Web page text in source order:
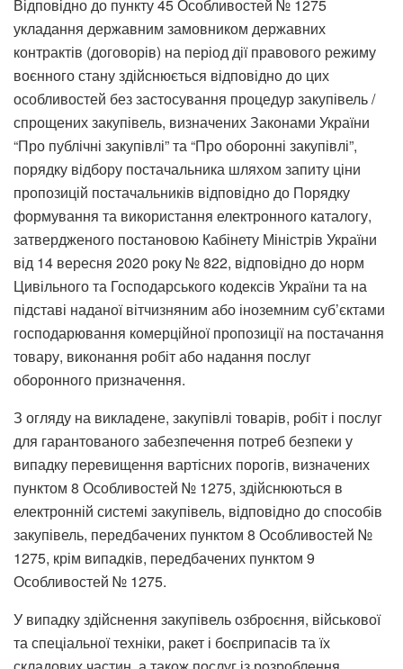
Відповідно до пункту 45 Особливостей № 1275
укладання державним замовником державних
контрактів (договорів) на період дії правового режиму
воєнного стану здійснюється відповідно до цих
особливостей без застосування процедур закупівель /
спрощених закупівель, визначених Законами України
“Про публічні закупівлі” та “Про оборонні закупівлі”,
порядку відбору постачальника шляхом запиту ціни
пропозицій постачальників відповідно до Порядку
формування та використання електронного каталогу,
затвердженого постановою Кабінету Міністрів України
від 14 вересня 2020 року № 822, відповідно до норм
Цивільного та Господарського кодексів України та на
підставі наданої вітчизняним або іноземним суб’єктами
господарювання комерційної пропозиції на постачання
товару, виконання робіт або надання послуг
оборонного призначення.
З огляду на викладене, закупівлі товарів, робіт і послуг
для гарантованого забезпечення потреб безпеки у
випадку перевищення вартісних порогів, визначених
пунктом 8 Особливостей № 1275, здійснюються в
електронній системі закупівель, відповідно до способів
закупівель, передбачених пунктом 8 Особливостей №
1275, крім випадків, передбачених пунктом 9
Особливостей № 1275.
У випадку здійснення закупівель озброєння, військової
та спеціальної техніки, ракет і боєприпасів та їх